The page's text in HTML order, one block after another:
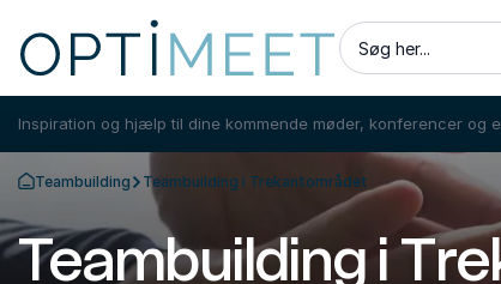
Søg her...
Inspiration og hjælp til dine kommende møder, konferencer og
Tilbage til forsiden
Teambuilding Teambuilding i Trekantområdet
Teambuilding i